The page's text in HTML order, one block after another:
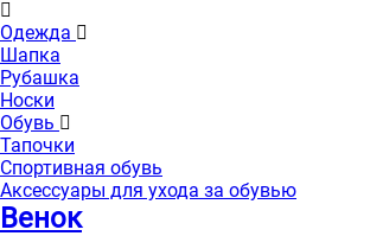
Одежда
Шапка
Рубашка
Носки
Обувь
Тапочки
Спортивная обувь
Аксессуары для ухода за обувью
Венок